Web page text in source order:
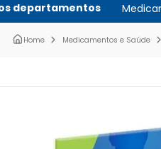
departamentos
Medicamentos e Saúde